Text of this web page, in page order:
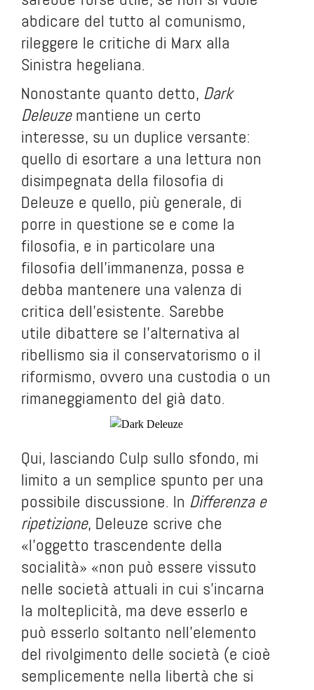
abdicare del tutto al comunismo,
rileggere le critiche di Marx alla
Sinistra hegeliana.
Nonostante quanto detto, Dark
Deleuzemantiene un certo
interesse, su un duplice versante:
quello di esortare a una lettura non
disimpegnata della filosofia di
Deleuze e quello, più generale, di
porre in questione se e come la
filosofia, e in particolare una
filosofia dell’immanenza, possa e
debba mantenere una valenza di
critica dell’esistente. Sarebbe
utile dibattere se l’alternativa al
ribellismo sia il conservatorismo o il
riformismo, ovvero una custodia o un
rimaneggiamento del già dato.
Qui, lasciando Culp sullo sfondo, mi
limito a un semplice spunto per una
possibile discussione. In Differenza e
ripetizione, Deleuze scrive che
«l’oggetto trascendente della
socialità» «non può essere vissuto
nelle società attuali in cui s’incarna
la molteplicità, ma deve esserlo e
può esserlo soltanto nell’elemento
del rivolgimento delle società (e cioè
semplicemente nella libertà che si